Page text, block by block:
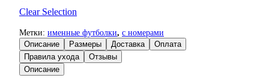
Clear Selection
Метки: именные футболки, с номерами
Описание
Размеры Доставка
Оплата
Правила ухода
Отзывы
Описание